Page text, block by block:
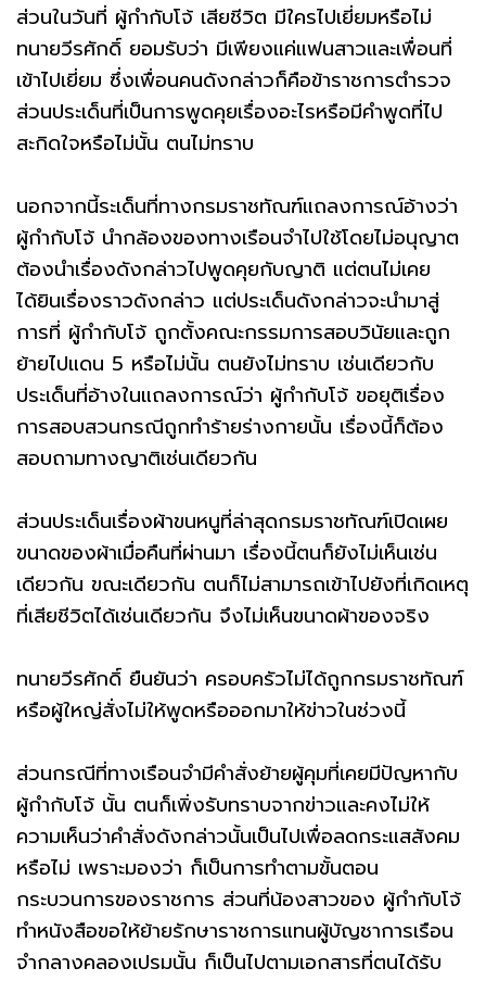
ส่วนในวันที่ ผู้กำกับโจ้ เสียชีวิต มีใครไปเยี่ยมหรือไม่
ทนายวีรศักดิ์ ยอมรับว่า มีเพียงแค่แฟนสาวและเพื่อนที่
เข้าไปเยี่ยม ซึ่งเพื่อนคนดังกล่าวก็คือข้าราชการตำรวจ
ส่วนประเด็นที่เป็นการพูดคุยเรื่องอะไรหรือมีคำพูดที่ไป
สะกิดใจหรือไม่นั้น ตนไม่ทราบ
นอกจากนี้ระเด็นที่ทางกรมราชทัณฑ์แถลงการณ์อ้างว่า
ผู้กำกับโจ้ นำกล้องของทางเรือนจำไปใช้โดยไม่อนุญาต
ต้องนำเรื่องดังกล่าวไปพูดคุยกับญาติ แต่ตนไม่เคย
ได้ยินเรื่องราวดังกล่าว แต่ประเด็นดังกล่าวจะนำมาสู่
การที่ ผู้กำกับโจ้ ถูกตั้งคณะกรรมการสอบวินัยและถูก
ย้ายไปแดน 5 หรือไม่นั้น ตนยังไม่ทราบ เช่นเดียวกับ
ประเด็นที่อ้างในแถลงการณ์ว่า ผู้กำกับโจ้ ขอยุติเรื่อง
การสอบสวนกรณีถูกทำร้ายร่างกายนั้น เรื่องนี้ก็ต้อง
สอบถามทางญาติเช่นเดียวกัน
ส่วนประเด็นเรื่องผ้าขนหนูที่ล่าสุดกรมราชทัณฑ์เปิดเผย
ขนาดของผ้าเมื่อคืนที่ผ่านมา เรื่องนี้ตนก็ยังไม่เห็นเช่น
เดียวกัน ขณะเดียวกัน ตนก็ไม่สามารถเข้าไปยังที่เกิดเหตุ
ที่เสียชีวิตได้เช่นเดียวกัน จึงไม่เห็นขนาดผ้าของจริง
ทนายวีรศักดิ์ ยืนยันว่า ครอบครัวไม่ได้ถูกกรมราชทัณฑ์
หรือผู้ใหญ่สั่งไม่ให้พูดหรือออกมาให้ข่าวในช่วงนี้
ส่วนกรณีที่ทางเรือนจำมีคำสั่งย้ายผู้คุมที่เคยมีปัญหากับ
ผู้กำกับโจ้ นั้น ตนก็เพิ่งรับทราบจากข่าวและคงไม่ให้
ความเห็นว่าคำสั่งดังกล่าวนั้นเป็นไปเพื่อลดกระแสสังคม
หรือไม่ เพราะมองว่า ก็เป็นการทำตามขั้นตอน
กระบวนการของราชการ ส่วนที่น้องสาวของ ผู้กำกับโจ้
ทำหนังสือขอให้ย้ายรักษาราชการแทนผู้บัญชาการเรือน
จำกลางคลองเปรมนั้น ก็เป็นไปตามเอกสารที่ตนได้รับ